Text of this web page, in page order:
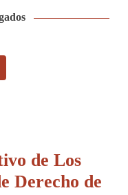
de Los
Derecho de